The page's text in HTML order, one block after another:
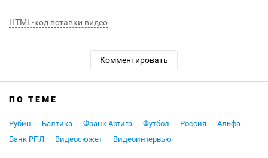
HTML-код вставки видео
Комментировать
ПО ТЕМЕ
Рубин Балтика Франк Артига Футбол Россия
Альфа-
Банк РПЛ
Видеосюжет Видеоинтервью